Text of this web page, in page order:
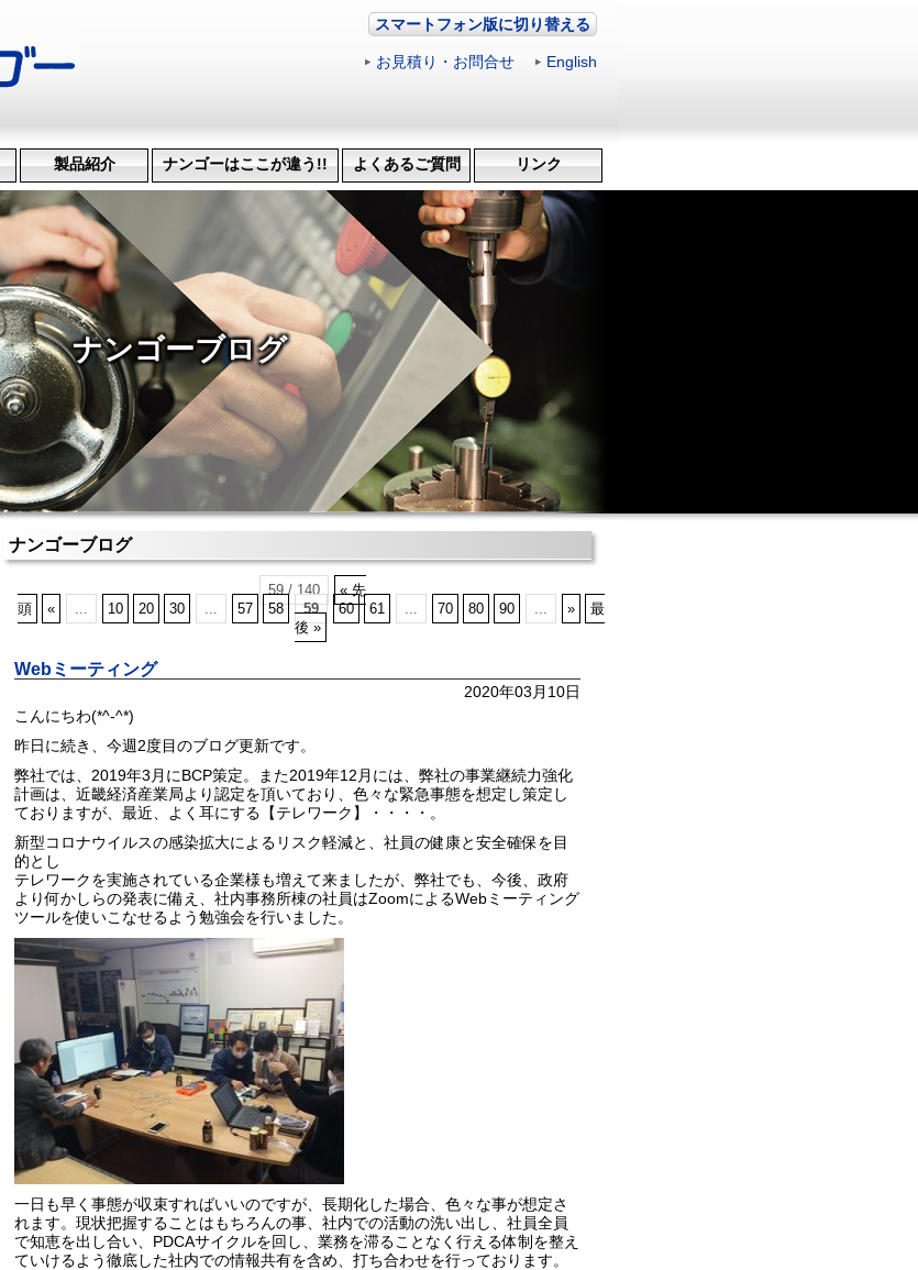
スマートフォン版に切り替える
お見積り・お問合せ English
製品紹介
機械加工
治具･省力化機械
試作・開発
特許技術
ナンゴーはここが違う!!
よくあるご質問 リンク
ナンゴーブログ
ナンゴーブログ
59 / 140
« 先
頭
« ... 10 20 30 ... 57 58 59 60 61 ... 70 80 90 ... »
最
後 »
Webミーティング
2020年03月10日
こんにちわ(*^-^*)
昨日に続き、今週2度目のブログ更新です。
弊社では、2019年3月にBCP策定。また2019年12月には、弊社の事業継続力強化
計画は、近畿経済産業局より認定を頂いており、色々な緊急事態を想定し策定し
ておりますが、最近、よく耳にする【テレワーク】・・・・。
新型コロナウイルスの感染拡大によるリスク軽減と、社員の健康と安全確保を目
的とし
テレワークを実施されている企業様も増えて来ましたが、弊社でも、今後、政府
より何かしらの発表に備え、社内事務所棟の社員はZoomによるWebミーティング
ツールを使いこなせるよう勉強会を行いました。
一日も早く事態が収束すればいいのですが、長期化した場合、色々な事が想定さ
れます。現状把握することはもちろんの事、社内での活動の洗い出し、社員全員
で知恵を出し合い、PDCAサイクルを回し、業務を滞ることなく行える体制を整え
ていけるよう徹底した社内での情報共有を含め、打ち合わせを行っております。